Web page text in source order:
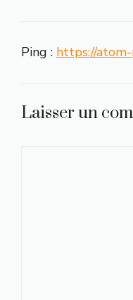
Ping : https://
Laisser un